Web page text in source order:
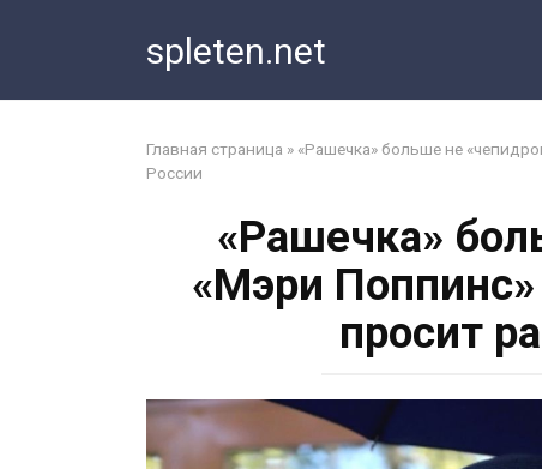
spleten.net
Главная страница » «Рашечка» больше не
России
«Рашечка»
«Мэри
просит